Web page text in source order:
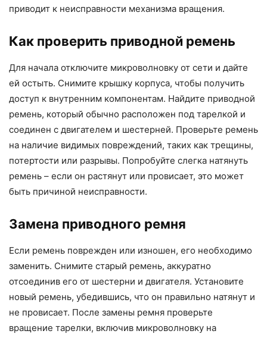
приводит к неисправности механизма вращения.
Как проверить приводной ремень
Для начала отключите микроволновку от сети и дайте
ей остыть. Снимите крышку корпуса, чтобы получить
доступ к внутренним компонентам. Найдите приводной
ремень, который обычно расположен под тарелкой и
соединен с двигателем и шестерней. Проверьте ремень
на наличие видимых повреждений, таких как трещины,
потертости или разрывы. Попробуйте слегка натянуть
ремень – если он растянут или провисает, это может
быть причиной неисправности.
Замена приводного ремня
Если ремень поврежден или изношен, его необходимо
заменить. Снимите старый ремень, аккуратно
отсоединив его от шестерни и двигателя. Установите
новый ремень, убедившись, что он правильно натянут и
не провисает. После замены ремня проверьте
вращение тарелки, включив микроволновку на